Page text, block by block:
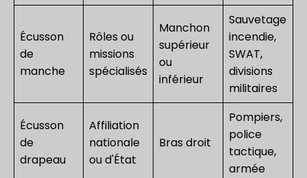
Écusson
de
manche
Rôles ou
missions
spécialisés
Manchon
supérieur
ou
inférieur
Sauvetage
incendie,
SWAT,
divisions
militaires
Écusson
de
drapeau
Affiliation
nationale
ou d'État
Bras droit
Pompiers,
police
tactique,
armée